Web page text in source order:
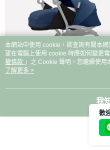
本網站中使用 cookie，欲查詢有關本
望在電腦上使用 cookie 時應如何變更
權條款 」之 Cookie 聲明。您繼續使
用條款之 Cookie 聲明使用 cookie。
了解更多 >
我